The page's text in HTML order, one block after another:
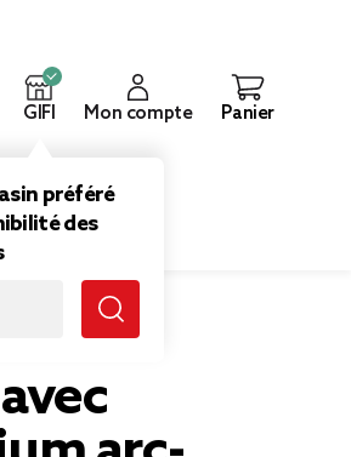
GIFI
préféré
des
Mon compte Panier